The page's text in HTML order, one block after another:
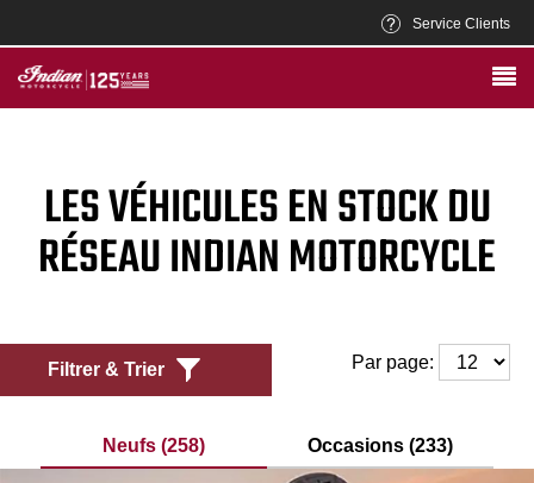
Service Clients
LES VÉHICULES EN STOCK DU
RÉSEAU INDIAN MOTORCYCLE
Filtrer & Trier Par page:
Neufs (258) Occasions (233)